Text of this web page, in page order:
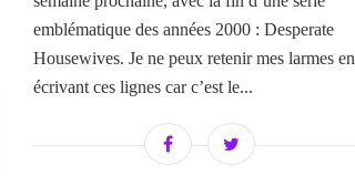
emblématique des années 2000 : Desperate
Housewives. Je ne peux retenir mes larmes en
écrivant ces lignes car c’est le...